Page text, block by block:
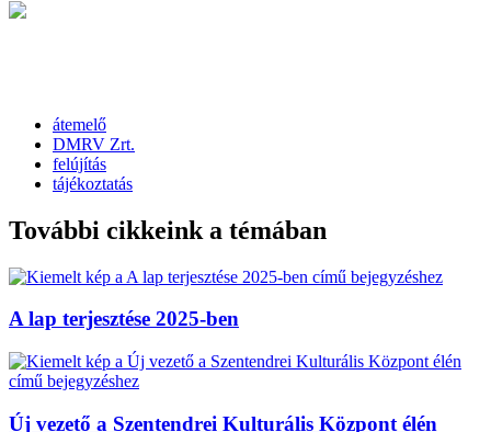
átemelő
DMRV Zrt.
felújítás
tájékoztatás
További cikkeink a témában
A lap terjesztése 2025-ben
Új vezető a Szentendrei Kulturális Központ élén